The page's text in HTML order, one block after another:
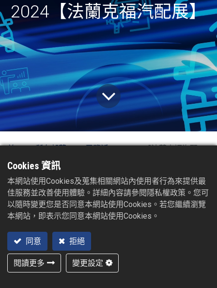
2024【法蘭克福汽配展】
首
頁
所有部落
格
展覽活
2024【法蘭克福汽配展】
2023/11/15
Cookies 資訊
本網站使用Cookies及蒐集相關網站內使用者行為來提供最
佳服務並改善使用體驗。詳細內容請參閱隱私權政策。您可
以隨時變更您是否同意本網站使用Cookies。若您繼續瀏覽
本網站，即表示您同意本網站使用Cookies。
同意 拒絕
閱讀更多 變更設定